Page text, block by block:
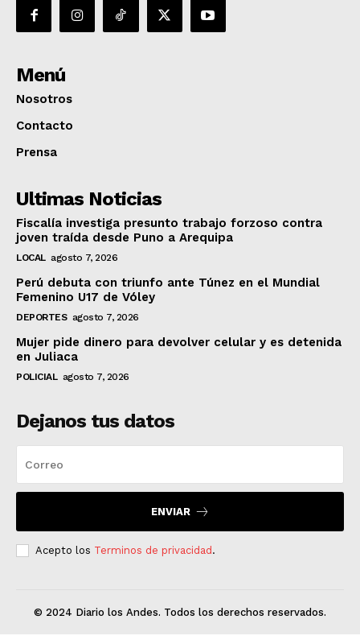
Menú
Nosotros
Contacto
Prensa
Ultimas Noticias
Fiscalía investiga presunto trabajo forzoso contra
joven traída desde Puno a Arequipa
LOCAL agosto 7, 2026
Perú debuta con triunfo ante Túnez en el Mundial
Femenino U17 de Vóley
DEPORTES agosto 7, 2026
Mujer pide dinero para devolver celular y es detenida
en Juliaca
POLICIAL agosto 7, 2026
Dejanos tus datos
ENVIAR
Acepto los Terminos de privacidad.
© 2024 Diario los Andes. Todos los derechos reservados.